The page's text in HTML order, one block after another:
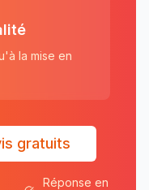
la mise en
gratuits
Réponse en